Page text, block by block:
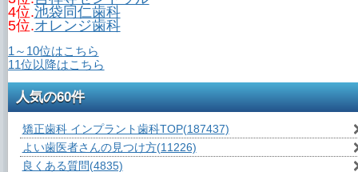
4位.池袋同仁歯科
5位.オレンジ歯科
1～10位はこちら
11位以降はこちら
人気の60件
矯正歯科 インプラント歯科TOP(187437)
よい歯医者さんの見つけ方(11226)
良くある質問(4835)